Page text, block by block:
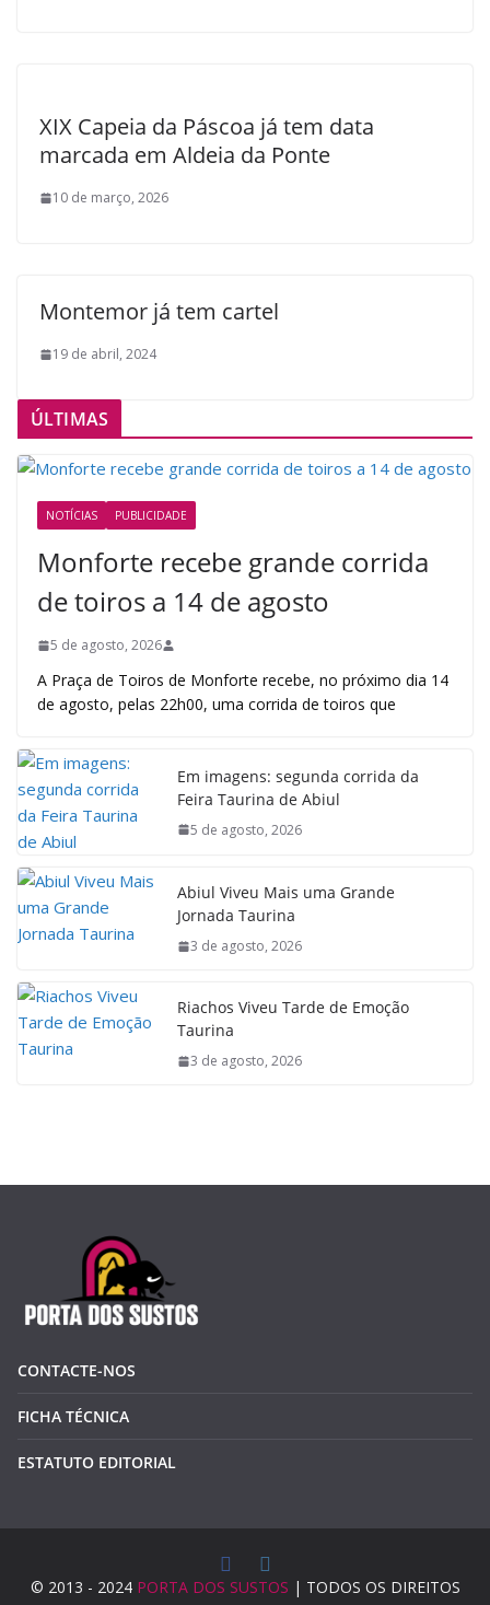
XIX Capeia da Páscoa já tem data
marcada em Aldeia da Ponte
10 de março, 2026
Montemor já tem cartel
19 de abril, 2024
ÚLTIMAS
NOTÍCIAS PUBLICIDADE
Monforte recebe grande corrida
de toiros a 14 de agosto
5 de agosto, 2026
A Praça de Toiros de Monforte recebe, no próximo dia 14
de agosto, pelas 22h00, uma corrida de toiros que
Em imagens: segunda corrida da
Feira Taurina de Abiul
5 de agosto, 2026
Abiul Viveu Mais uma Grande
Jornada Taurina
3 de agosto, 2026
Riachos Viveu Tarde de Emoção
Taurina
3 de agosto, 2026
CONTACTE-NOS
FICHA TÉCNICA
ESTATUTO EDITORIAL
© 2013 - 2024 PORTA DOS SUSTOS | TODOS OS DIREITOS